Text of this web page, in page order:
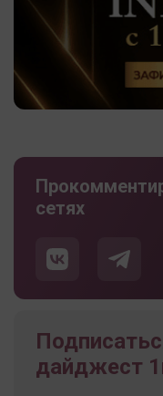
сетях
дайджест